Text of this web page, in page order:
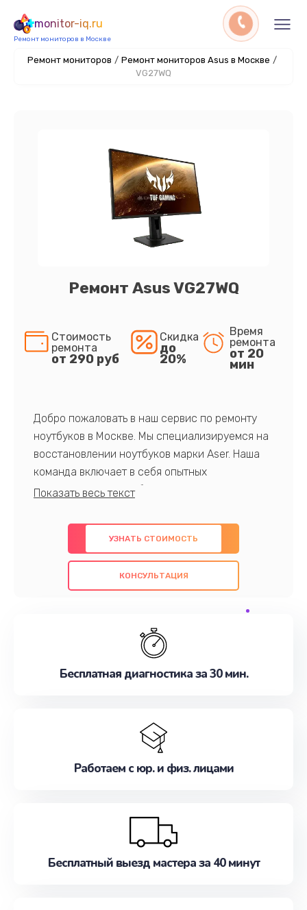
monitor-iq.ru
Ремонт мониторов в Москве
Ремонт мониторов / Ремонт мониторов Asus в Москве /
VG27WQ
Ремонт Asus VG27WQ
Стоимость
ремонта
от 290 руб
Скидка
до
20%
Время
ремонта
от 20
мин
Добро пожаловать в наш сервис по ремонту
ноутбуков в Москве. Мы специализируемся на
восстановлении ноутбуков марки Aser. Наша
команда включает в себя опытных
профессионалов с обширными знаниями и
предлагаем быстрый и качественный ремонт с
использованием оригинальных компонентов, а
также гарантируем качество всех
проведенных работ. Наша цель - предоставить
обслуживание, удовлетворяя их потребности
наилучшим образом. Не медлите записаться на
УЗНАТЬ СТОИМОСТЬ
КОНСУЛЬТАЦИЯ
Бесплатная диагностика за 30 мин.
Работаем с юр. и физ. лицами
Бесплатный выезд мастера за 40 минут